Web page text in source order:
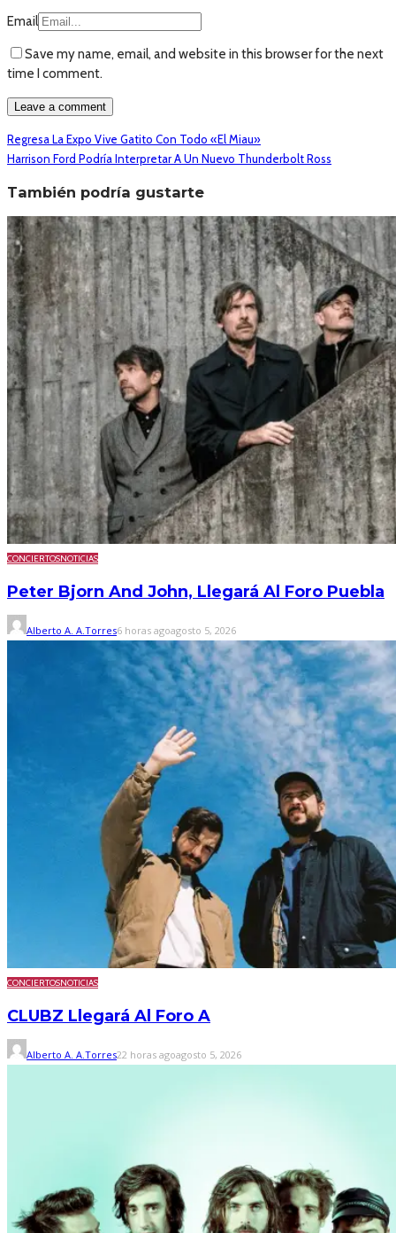
Email
Save my name, email, and website in this browser for the next
time I comment.
Regresa La Expo Vive Gatito Con Todo «el Miau»
Harrison Ford Podría Interpretar A Un Nuevo Thunderbolt Ross
También podría gustarte
CONCIERTOSNOTICIAS
Peter Bjorn And John, Llegará Al Foro Puebla
Alberto A. A.Torres6 horas agoagosto 5, 2026
CONCIERTOSNOTICIAS
CLUBZ Llegará Al Foro A
Alberto A. A.Torres22 horas agoagosto 5, 2026